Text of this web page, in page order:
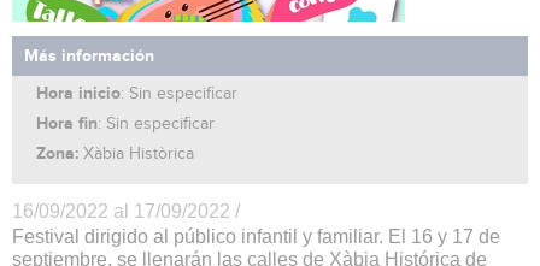
Más información
Hora inicio: Sin especificar
Hora fin: Sin especificar
Zona: Xàbia Històrica
16/09/2022 al 17/09/2022 /
Festival dirigido al público infantil y familiar. El 16 y 17 de
septiembre, se llenarán las calles de Xàbia Histórica de